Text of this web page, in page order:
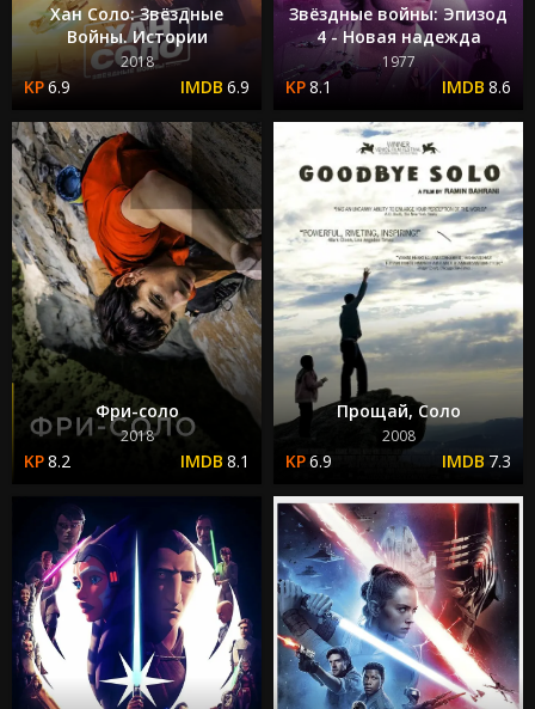
Хан Соло: Звёздные
Войны. Истории
2018
6.9 6.9
Звёздные войны: Эпизод
4 - Новая надежда
1977
8.1 8.6
Фри-соло
2018
8.2 8.1
Прощай, Соло
2008
6.9 7.3